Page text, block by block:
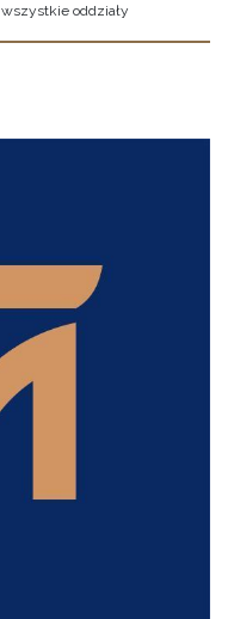
wszystkie oddziały